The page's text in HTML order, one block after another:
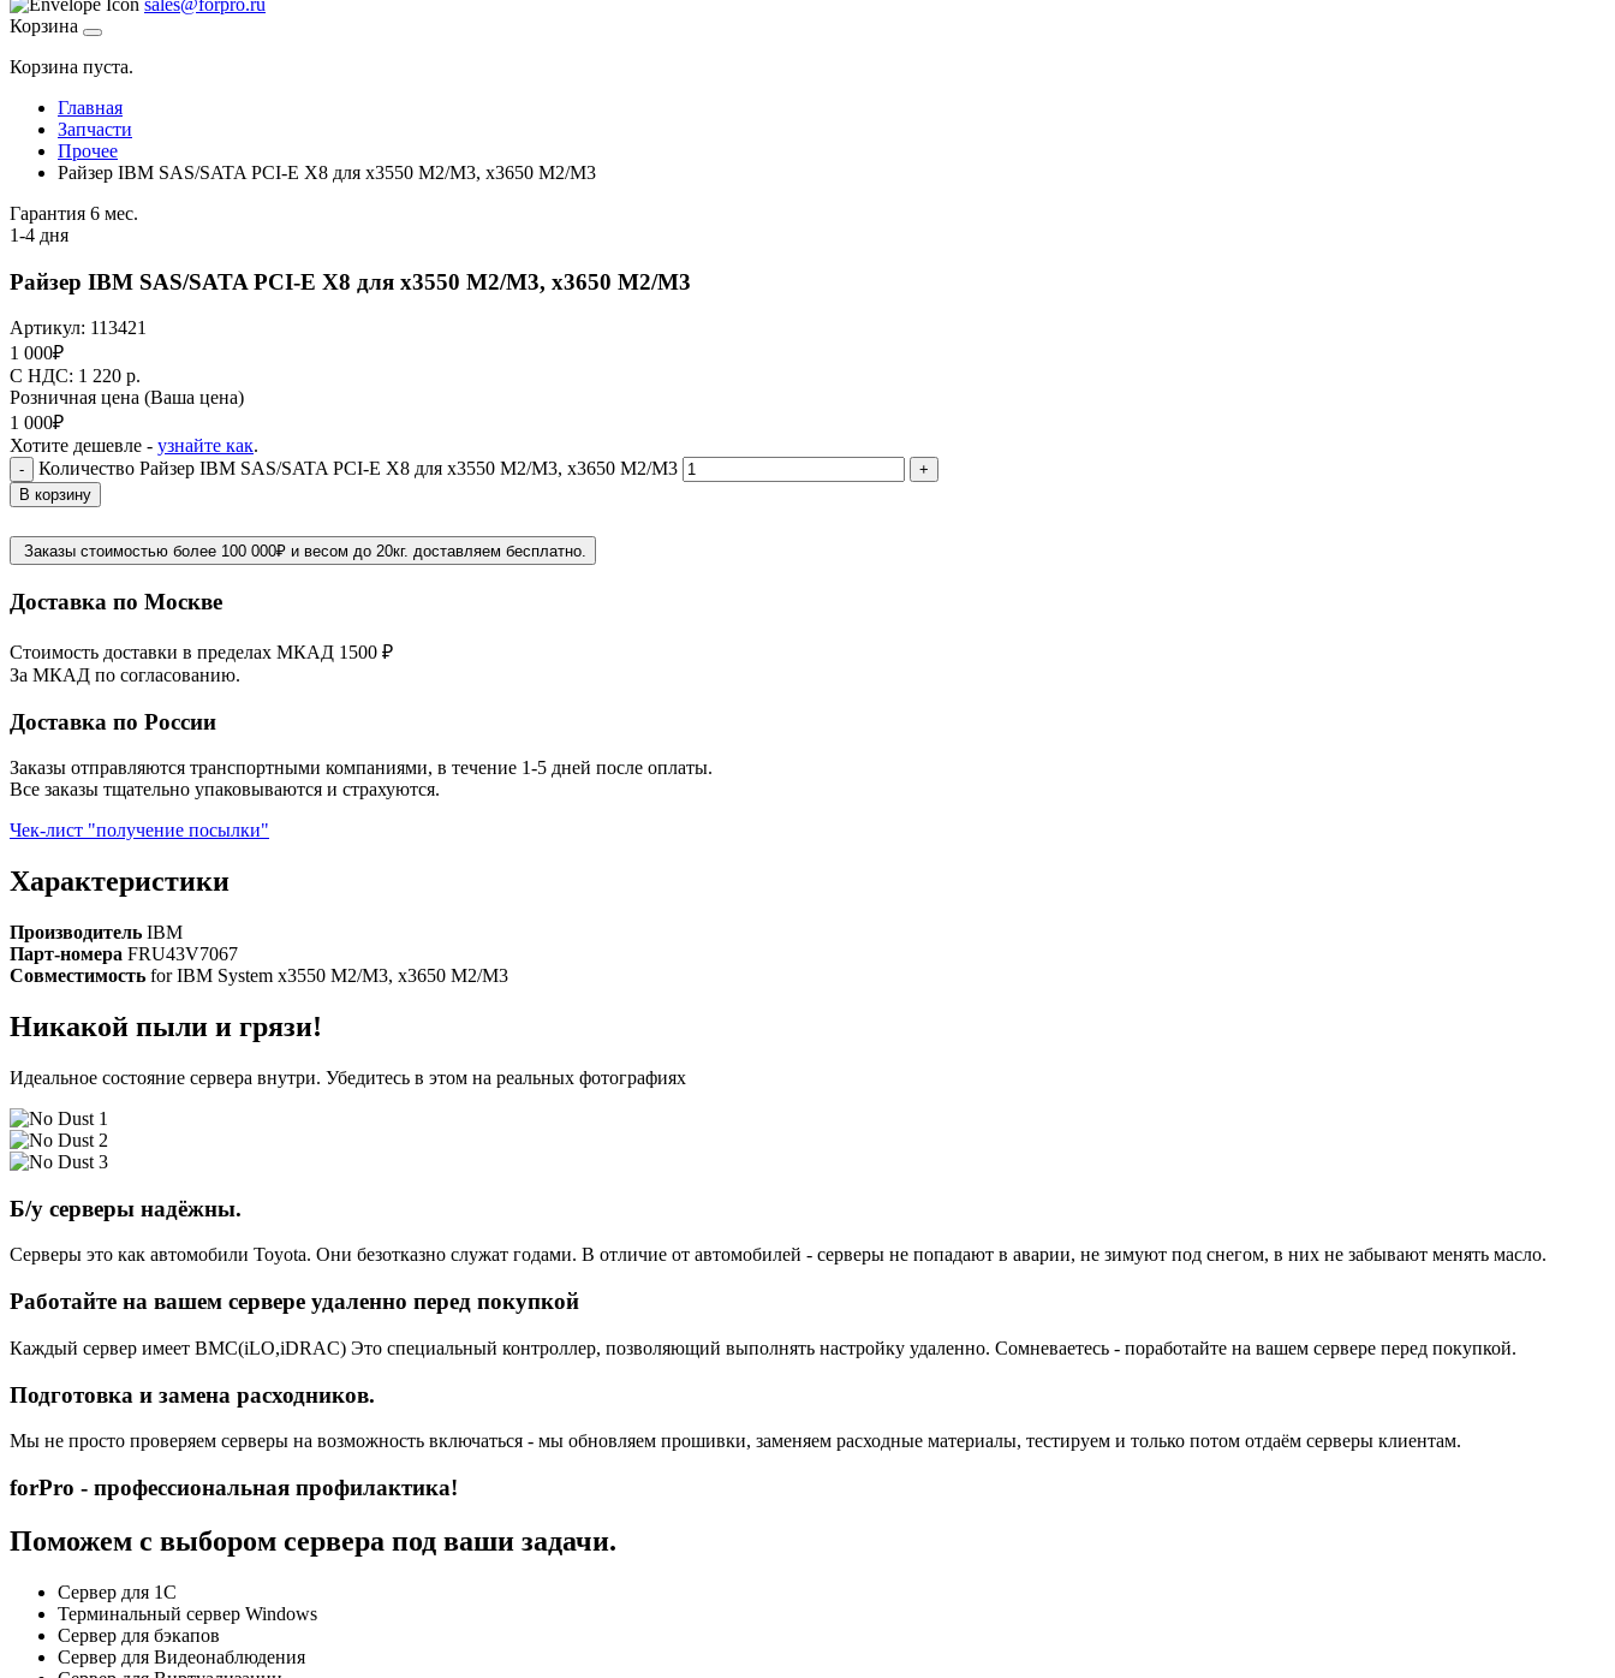
sales@forpro.ru
Корзина
Корзина пуста.
Главная
Запчасти
Прочее
Райзер IBM SAS/SATA PCI-E X8 для x3550 M2/M3, x3650 M2/M3
Гарантия 6 мес.
1-4 дня
Райзер IBM SAS/SATA PCI-E X8 для x3550 M2/M3, x3650 M2/M3
Артикул: 113421
1 000₽
C НДС: 1 220 р.
Розничная цена (Ваша цена)
1 000₽
Хотите дешевле - узнайте как.
- Количество Райзер IBM SAS/SATA PCI-E X8 для x3550 M2/M3, x3650 M2/M3
+
В корзину
Заказы стоимостью более 100 000₽ и весом до 20кг. доставляем бесплатно.
Доставка по Москве
Стоимость доставки в пределах МКАД 1500 ₽
За МКАД по согласованию.
Доставка по России
Заказы отправляются транспортными компаниями, в течение 1-5 дней после оплаты.
Все заказы тщательно упаковываются и страхуются.
Чек-лист "получение посылки"
Характеристики
Производитель IBM
Парт-номера FRU43V7067
Совместимость for IBM System x3550 M2/M3, x3650 M2/M3
Никакой пыли и грязи!
Идеальное состояние сервера внутри. Убедитесь в этом на реальных фотографиях
Б/у серверы надёжны.
Серверы это как автомобили Toyota. Они безотказно служат годами. В отличие от автомобилей - серверы не попадают в аварии, не зимуют под снегом, в них не забывают менять масло.
Работайте на вашем сервере удаленно перед покупкой
Каждый сервер имеет BMC(iLO,iDRAC) Это специальный контроллер, позволяющий выполнять настройку удаленно. Сомневаетесь - поработайте на вашем сервере перед покупкой.
Подготовка и замена расходников.
Мы не просто проверяем серверы на возможность включаться - мы обновляем прошивки, заменяем расходные материалы, тестируем и только потом отдаём серверы клиентам.
forPro - профессиональная профилактика!
Поможем с выбором сервера под ваши задачи.
Сервер для 1С
Терминальный сервер Windows
Сервер для бэкапов
Сервер для Видеонаблюдения